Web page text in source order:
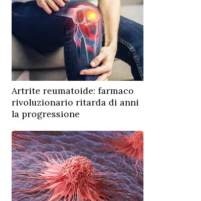
Artrite reumatoide: farmaco
rivoluzionario ritarda di anni
la progressione